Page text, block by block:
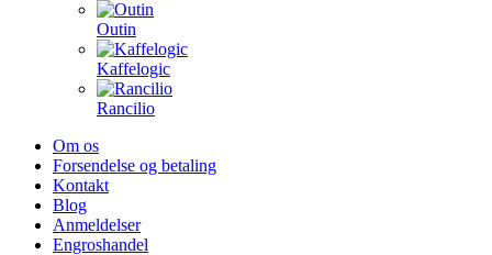
Outin
Kaffelogic
Rancilio
Om os
Forsendelse og betaling
Kontakt
Blog
Anmeldelser
Engroshandel